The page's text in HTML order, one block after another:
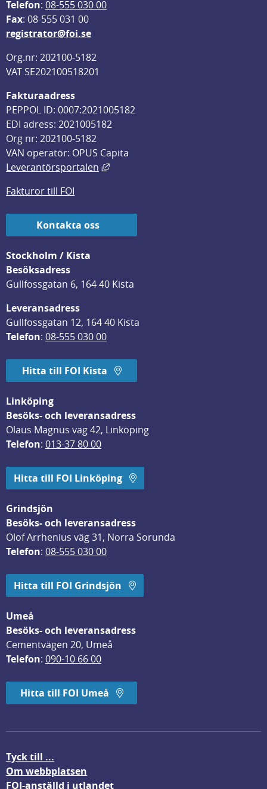
Telefon: 08-555 030 00
Fax: 08-555 031 00
registrator@foi.se
Org.nr: 202100-5182
VAT SE202100518201
Fakturaadress
PEPPOL ID: 0007:2021005182
EDI adress: 2021005182
Org nr: 202100-5182
VAN operatör: OPUS Capita
Leverantörsportalen
Länk till annan webbplats, öppnas
Fakturor till FOI
Kontakta oss
Stockholm / Kista
Besöksadress
Gullfossgatan 6, 164 40 Kista
Leveransadress
Gullfossgatan 12, 164 40 Kista
Telefon: 08-555 030 00
Hitta till FOI Kista
Linköping
Besöks- och leveransadress
Olaus Magnus väg 42, Linköping
Telefon: 013-37 80 00
Hitta till FOI Linköping
Grindsjön
Besöks- och leveransadress
Olof Arrhenius väg 31, Norra Sorunda
Telefon: 08-555 030 00
Hitta till FOI Grindsjön
Umeå
Besöks- och leveransadress
Cementvägen 20, Umeå
Telefon: 090-10 66 00
Hitta till FOI Umeå
Tyck till ...
Om webbplatsen
FOI-anställd i utlandet